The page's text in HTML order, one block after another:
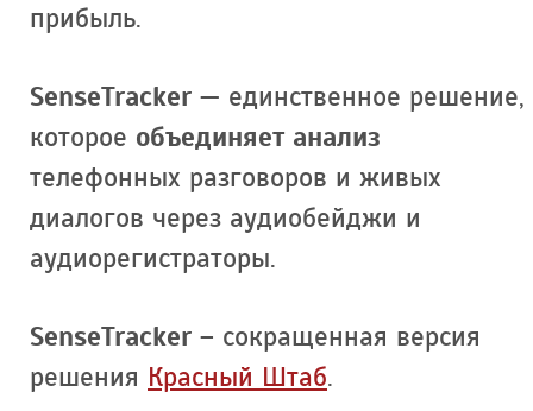
прибыль.
SenseTracker — единственное решение,
которое объединяет анализ
телефонных разговоров и живых
диалогов через аудиобейджи и
аудиорегистраторы.
SenseTracker – сокращенная версия
решения Красный Штаб.